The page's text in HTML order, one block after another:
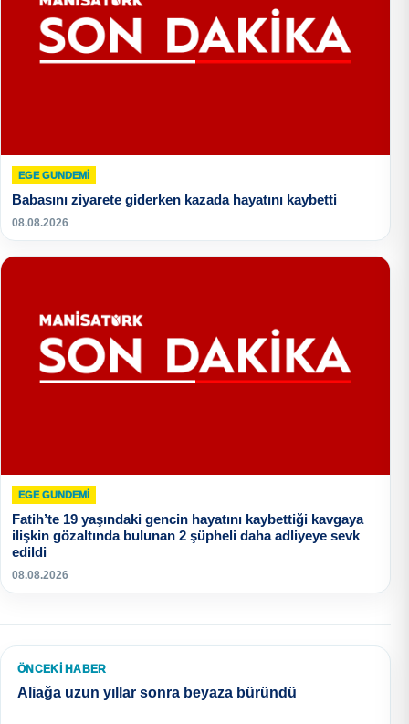
EGE GUNDEMİ
Babasını ziyarete giderken kazada hayatını kaybetti
08.08.2026
EGE GUNDEMİ
Fatih’te 19 yaşındaki gencin hayatını kaybettiği kavgaya
ilişkin gözaltında bulunan 2 şüpheli daha adliyeye sevk
edildi
08.08.2026
ÖNCEKI HABER
Aliağa uzun yıllar sonra beyaza büründü